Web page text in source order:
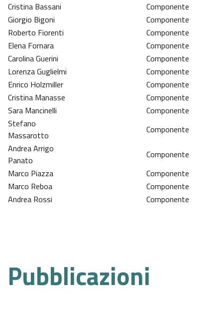
Cristina Bassani
Componente
Giorgio Bigoni
Componente
Roberto Fiorenti
Componente
Elena Fornara
Componente
Carolina Guerini
Componente
Lorenza Guglielmi
Componente
Enrico Holzmiller
Componente
Cristina Manasse
Componente
Sara Mancinelli
Componente
Stefano
Massarotto
Componente
Andrea Arrigo
Panato
Componente
Marco Piazza
Componente
Marco Reboa
Componente
Andrea Rossi
Componente
Pubblicazioni